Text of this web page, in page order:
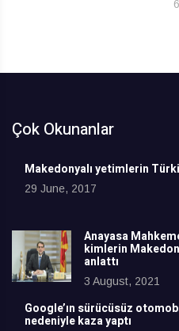
Çok Okunanlar
Makedonyalı yetimlerin
29 June, 2017
Anayasa
kimlerin
anlattı
3 August, 2021
Google’ın sürücüsüz
nedeniyle kaza yaptı